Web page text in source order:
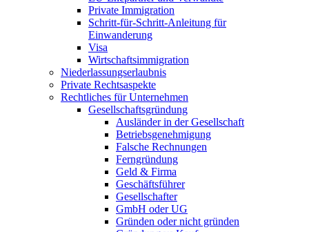
Private Immigration
Schritt-für-Schritt-Anleitung für
Einwanderung
Visa
Wirtschaftsimmigration
Niederlassungserlaubnis
Private Rechtsaspekte
Rechtliches für Unternehmen
Gesellschaftsgründung
Ausländer in der Gesellschaft
Betriebsgenehmigung
Falsche Rechnungen
Ferngründung
Geld & Firma
Geschäftsführer
Gesellschafter
GmbH oder UG
Gründen oder nicht gründen